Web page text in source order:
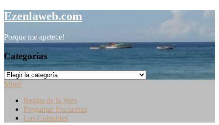
Saltar
al
Ezenlaweb.com
Porque me apetece!
Categorías
Categorías
Menú
Reglas de la Web
Preguntas frecuentes
Los Culpables